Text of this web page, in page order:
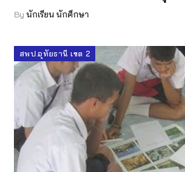
By นักเรียน นักศึกษา
สพป.อุทัยธานี เขต 2